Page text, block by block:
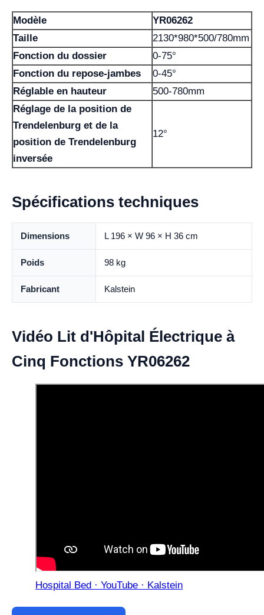
Modèle
YR06262
Taille
2130*980*500/780mm
Fonction du dossier
0-75°
Fonction du repose-jambes
0-45°
Réglable en hauteur
500-780mm
Réglage de la position de
Trendelenburg et de la
position de Trendelenburg
inversée
12°
Spécifications techniques
Dimensions L 196 × W 96 × H 36 cm
Poids 98 kg
Fabricant Kalstein
Vidéo Lit d'Hôpital Électrique à
Cinq Fonctions YR06262
Hospital Bed · YouTube · Kalstein